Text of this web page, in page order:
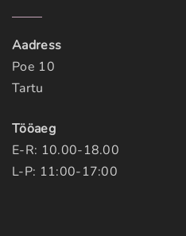
Aadress
Poe 10
Tartu
Tööaeg
E-R: 10.00-18.00
L-P: 11:00-17:00